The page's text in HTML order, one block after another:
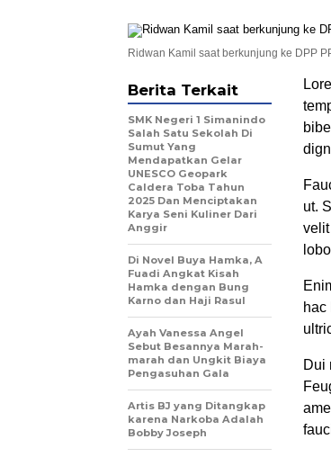
Ridwan Kamil saat berkunjung ke DPP
ut.
hac
Dui
Berita Terkait
SMK Negeri 1 Simanindo
Salah Satu Sekolah Di
Sumut Yang
Mendapatkan Gelar
UNESCO Geopark
Caldera Toba Tahun
2025 Dan Menciptakan
Karya Seni Kuliner Dari
Anggir
Di Novel Buya Hamka, A
Fuadi Angkat Kisah
Hamka dengan Bung
Karno dan Haji Rasul
Ayah Vanessa Angel
Sebut Besannya Marah-
marah dan Ungkit Biaya
Pengasuhan Gala
Artis BJ yang Ditangkap
karena Narkoba Adalah
Bobby Joseph